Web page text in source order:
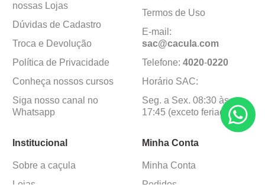
nossas Lojas
Dúvidas de Cadastro
Troca e Devolução
Política de Privacidade
Conheça nossos cursos
Siga nosso canal no
Whatsapp
Termos de Uso
E-mail:
sac@cacula.com
Telefone: 4020-0220
Horário SAC:
Seg. a Sex. 08:30 às
17:45 (exceto feriados)
Institucional
Sobre a caçula
Lojas
Minha Conta
Minha Conta
Pedidos